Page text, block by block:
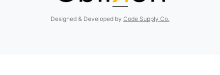
Designed & Developed by Code Supply Co.